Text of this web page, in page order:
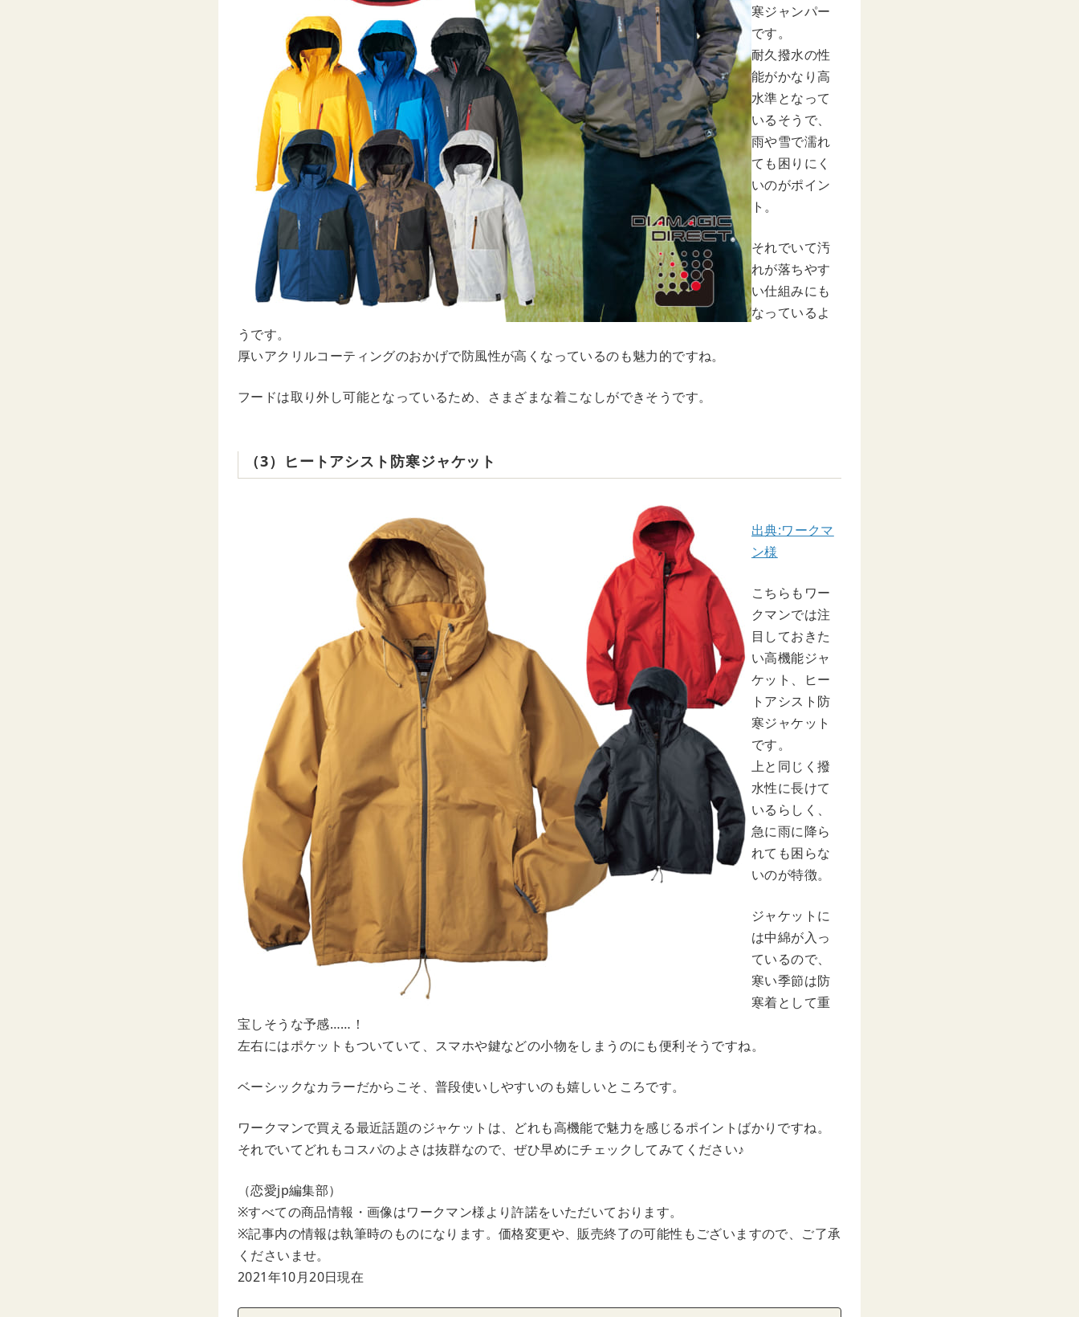
寒ジャンパー
です。
耐久撥水の性
能がかなり高
水準となって
いるそうで、
雨や雪で濡れ
ても困りにく
いのがポイン
ト。
それでいて汚
れが落ちやす
い仕組みにも
なっているよ
うです。
厚いアクリルコーティングのおかげで防風性が高くなっているのも魅力的ですね。
フードは取り外し可能となっているため、さまざまな着こなしができそうです。
（3）ヒートアシスト防寒ジャケット
出典:ワークマ
ン様
こちらもワー
クマンでは注
目しておきた
い高機能ジャ
ケット、ヒー
トアシスト防
寒ジャケット
です。
上と同じく撥
水性に長けて
いるらしく、
急に雨に降ら
れても困らな
いのが特徴。
ジャケットに
は中綿が入っ
ているので、
寒い季節は防
寒着として重
宝しそうな予感……！
左右にはポケットもついていて、スマホや鍵などの小物をしまうのにも便利そうですね。
ベーシックなカラーだからこそ、普段使いしやすいのも嬉しいところです。
ワークマンで買える最近話題のジャケットは、どれも高機能で魅力を感じるポイントばかりですね。
それでいてどれもコスパのよさは抜群なので、ぜひ早めにチェックしてみてください♪
（恋愛jp編集部）
※すべての商品情報・画像はワークマン様より許諾をいただいております。
※記事内の情報は執筆時のものになります。価格変更や、販売終了の可能性もございますので、ご了承
くださいませ。
2021年10月20日現在